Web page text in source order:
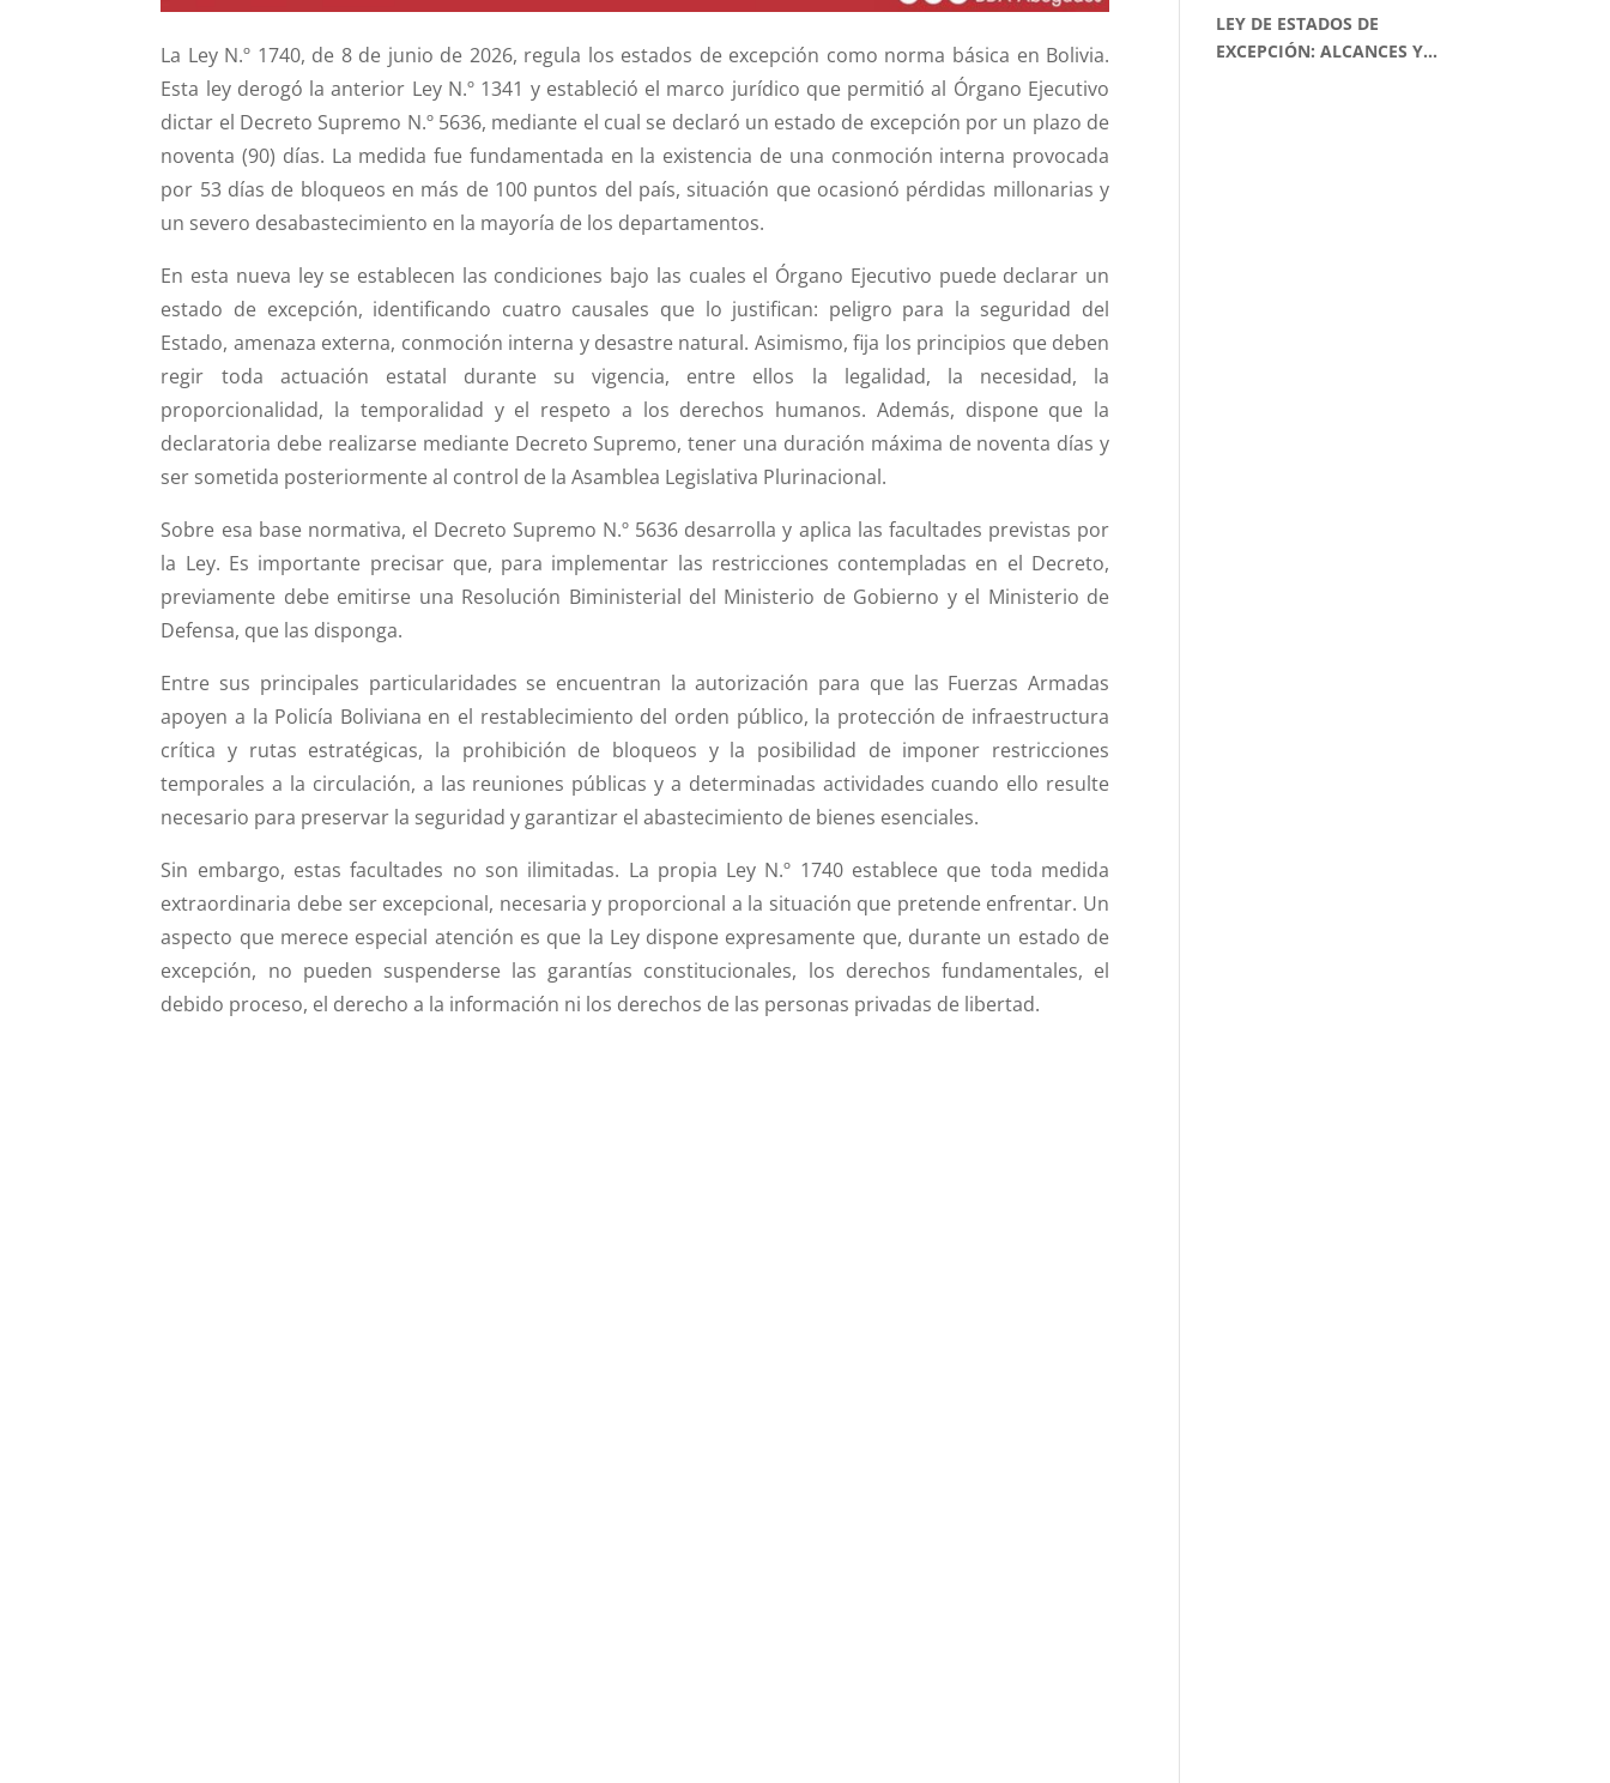
La Ley N.º 1740, de 8 de junio de 2026, regula los estados de excepción como norma básica en Bolivia.
Esta ley derogó la anterior Ley N.º 1341 y estableció el marco jurídico que permitió al Órgano Ejecutivo
dictar el Decreto Supremo N.º 5636, mediante el cual se declaró un estado de excepción por un plazo de
noventa (90) días. La medida fue fundamentada en la existencia de una conmoción interna provocada
por 53 días de bloqueos en más de 100 puntos del país, situación que ocasionó pérdidas millonarias y
un severo desabastecimiento en la mayoría de los departamentos.
En esta nueva ley se establecen las condiciones bajo las cuales el Órgano Ejecutivo puede declarar un
estado de excepción, identificando cuatro causales que lo justifican: peligro para la seguridad del
Estado, amenaza externa, conmoción interna y desastre natural. Asimismo, fija los principios que deben
regir toda actuación estatal durante su vigencia, entre ellos la legalidad, la necesidad, la
proporcionalidad, la temporalidad y el respeto a los derechos humanos. Además, dispone que la
declaratoria debe realizarse mediante Decreto Supremo, tener una duración máxima de noventa días y
ser sometida posteriormente al control de la Asamblea Legislativa Plurinacional.
Sobre esa base normativa, el Decreto Supremo N.º 5636 desarrolla y aplica las facultades previstas por
la Ley. Es importante precisar que, para implementar las restricciones contempladas en el Decreto,
previamente debe emitirse una Resolución Biministerial del Ministerio de Gobierno y el Ministerio de
Defensa, que las disponga.
Entre sus principales particularidades se encuentran la autorización para que las Fuerzas Armadas
apoyen a la Policía Boliviana en el restablecimiento del orden público, la protección de infraestructura
crítica y rutas estratégicas, la prohibición de bloqueos y la posibilidad de imponer restricciones
temporales a la circulación, a las reuniones públicas y a determinadas actividades cuando ello resulte
necesario para preservar la seguridad y garantizar el abastecimiento de bienes esenciales.
Sin embargo, estas facultades no son ilimitadas. La propia Ley N.º 1740 establece que toda medida
extraordinaria debe ser excepcional, necesaria y proporcional a la situación que pretende enfrentar. Un
aspecto que merece especial atención es que la Ley dispone expresamente que, durante un estado de
excepción, no pueden suspenderse las garantías constitucionales, los derechos fundamentales, el
debido proceso, el derecho a la información ni los derechos de las personas privadas de libertad.
LEY DE ESTADOS DE
EXCEPCIÓN: ALCANCES Y